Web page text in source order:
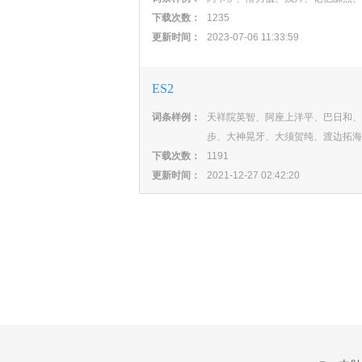
下载次数：
1235
更新时间：
2023-07-06 11:33:59
ES2
词条样例：
天祥院英智、阿座上洋平、巴日和
步、大神晃牙、大须贺纯、渡边拓
下载次数：
1191
更新时间：
2021-12-27 02:42:20